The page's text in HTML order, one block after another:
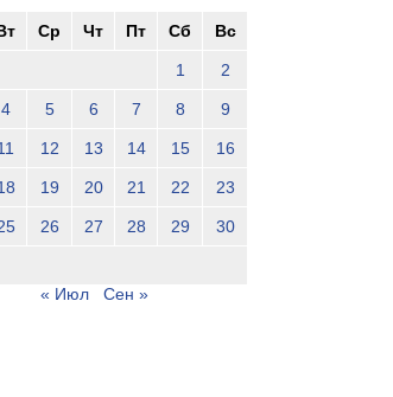
Ср Чт Пт Сб Вс
1 2
4 5 6 7 8 9
12 13 14 15 16
19 20 21 22 23
26 27 28 29 30
« Июл
Сен »